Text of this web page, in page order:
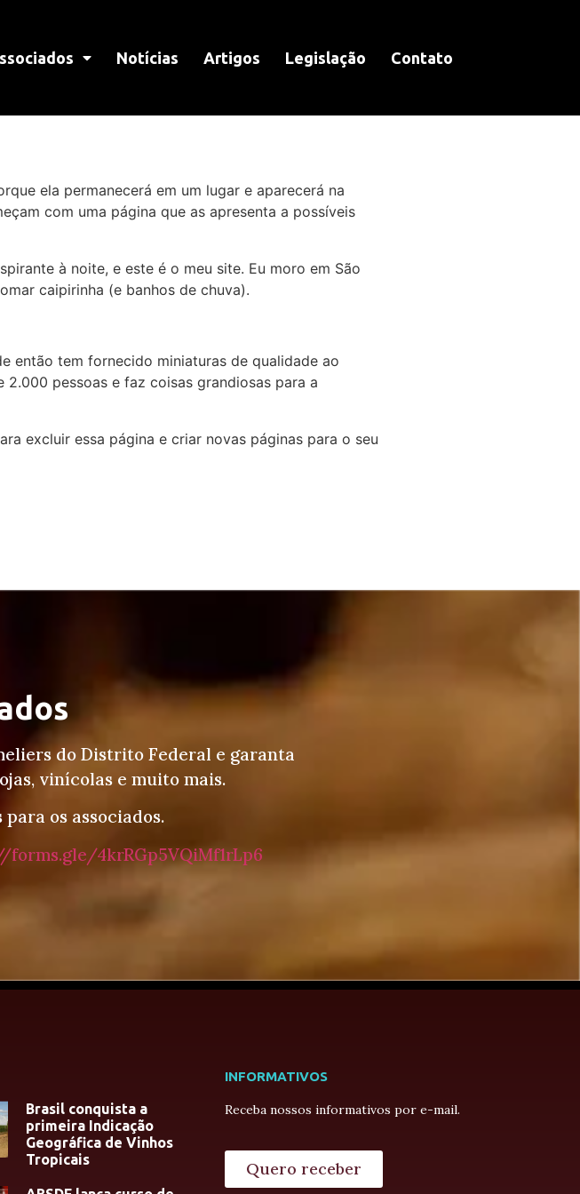
Notícias Artigos Legislação Contato
ela permanecerá em um lugar e aparecerá na
com uma página que as apresenta a possíveis
à noite, e este é o meu site. Eu moro em São
caipirinha (e banhos de chuva).
então tem fornecido miniaturas de qualidade ao
pessoas e faz coisas grandiosas para a
excluir essa página e criar novas páginas para o seu
do Distrito Federal e garanta
vinícolas e muito mais.
os associados.
4krRGp5VQiMf1rLp6
Brasil conquista a
primeira Indicação
Geográfica de Vinhos
Tropicais
INFORMATIVOS
Receba nossos informativos por e-mail.
Quero receber